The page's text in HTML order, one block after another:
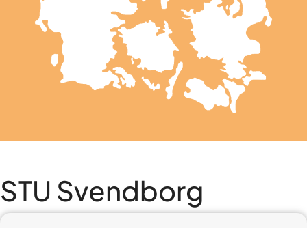
STU Svendborg